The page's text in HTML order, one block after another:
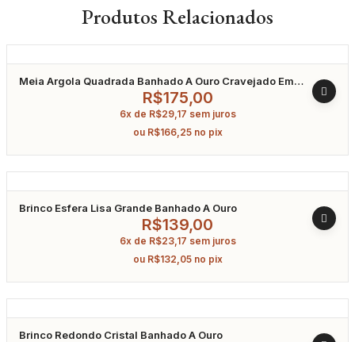
Produtos Relacionados
Meia Argola Quadrada Banhado A Ouro Cravejado Em
R$175,00
6x de R$29,17 sem juros
ou R$166,25 no pix
Brinco Esfera Lisa Grande Banhado A Ouro
R$139,00
6x de R$23,17 sem juros
ou R$132,05 no pix
Brinco Redondo Cristal Banhado A Ouro